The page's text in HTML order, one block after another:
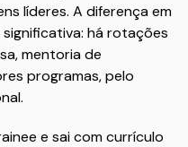
líderes. A diferença em
há rotações
mentoria de
programas, pelo
e sai com currículo